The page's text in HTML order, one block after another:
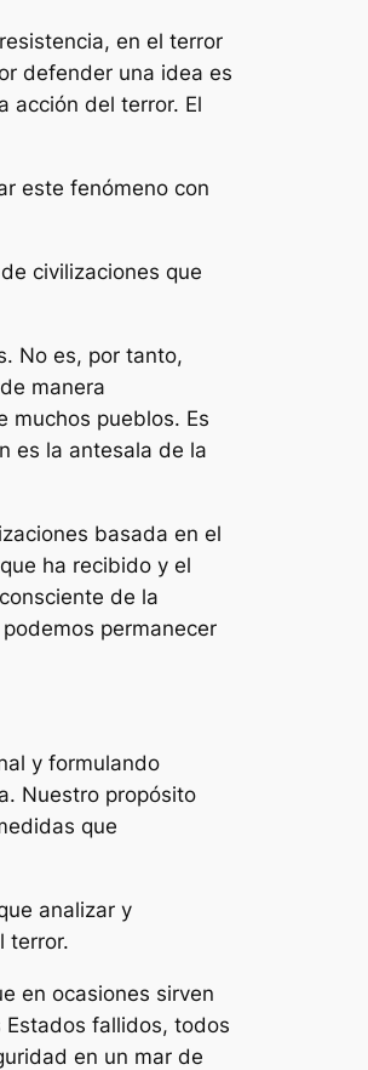
en el terror
defender una idea es
acción del terror. El
este fenómeno con
civilizaciones que
No es, por tanto,
manera
muchos pueblos. Es
es la antesala de la
basada en el
ha recibido y el
de la
permanecer
y formulando
Nuestro propósito
que
analizar y
terror.
en ocasiones sirven
fallidos, todos
en un mar de